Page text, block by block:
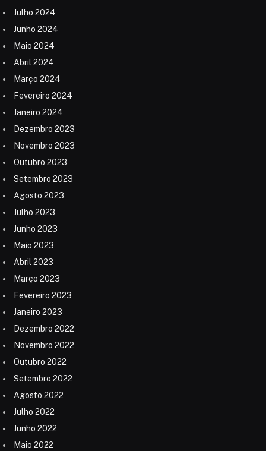
Julho 2024
Junho 2024
Maio 2024
Abril 2024
Março 2024
Fevereiro 2024
Janeiro 2024
Dezembro 2023
Novembro 2023
Outubro 2023
Setembro 2023
Agosto 2023
Julho 2023
Junho 2023
Maio 2023
Abril 2023
Março 2023
Fevereiro 2023
Janeiro 2023
Dezembro 2022
Novembro 2022
Outubro 2022
Setembro 2022
Agosto 2022
Julho 2022
Junho 2022
Maio 2022